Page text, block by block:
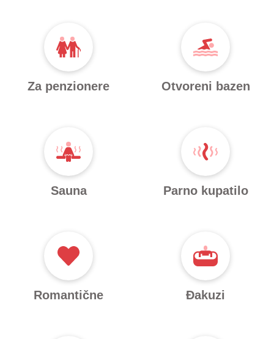
Za penzionere Otvoreni bazen
Sauna Parno kupatilo
Romantične Đakuzi